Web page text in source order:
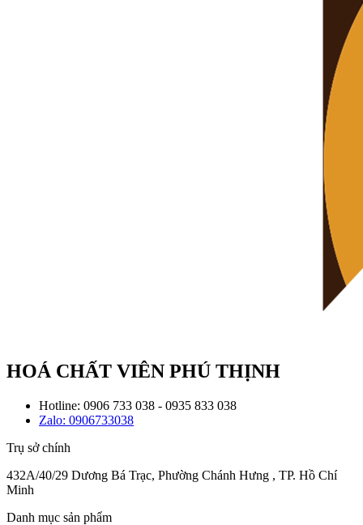
HOÁ CHẤT VIÊN PHÚ THỊNH
Hotline: 0906 733 038 - 0935 833 038
Zalo: 0906733038
Trụ sở chính
432A/40/29 Dương Bá Trạc, Phường Chánh Hưng , TP. Hồ Chí
Minh
Danh mục sản phẩm